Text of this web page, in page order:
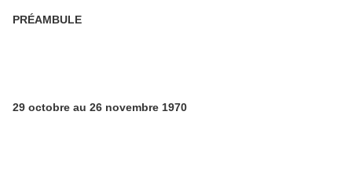
PRÉAMBULE
29 octobre au 26 novembre 1970